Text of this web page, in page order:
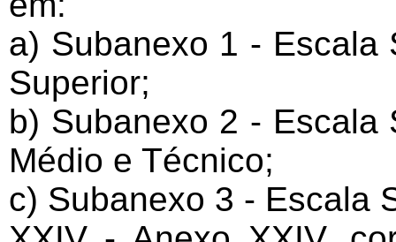
a) Subanexo 1 - Escala
Superior;
b) Subanexo 2 - Escala
Médio e Técnico;
c) Subanexo 3 - Escala